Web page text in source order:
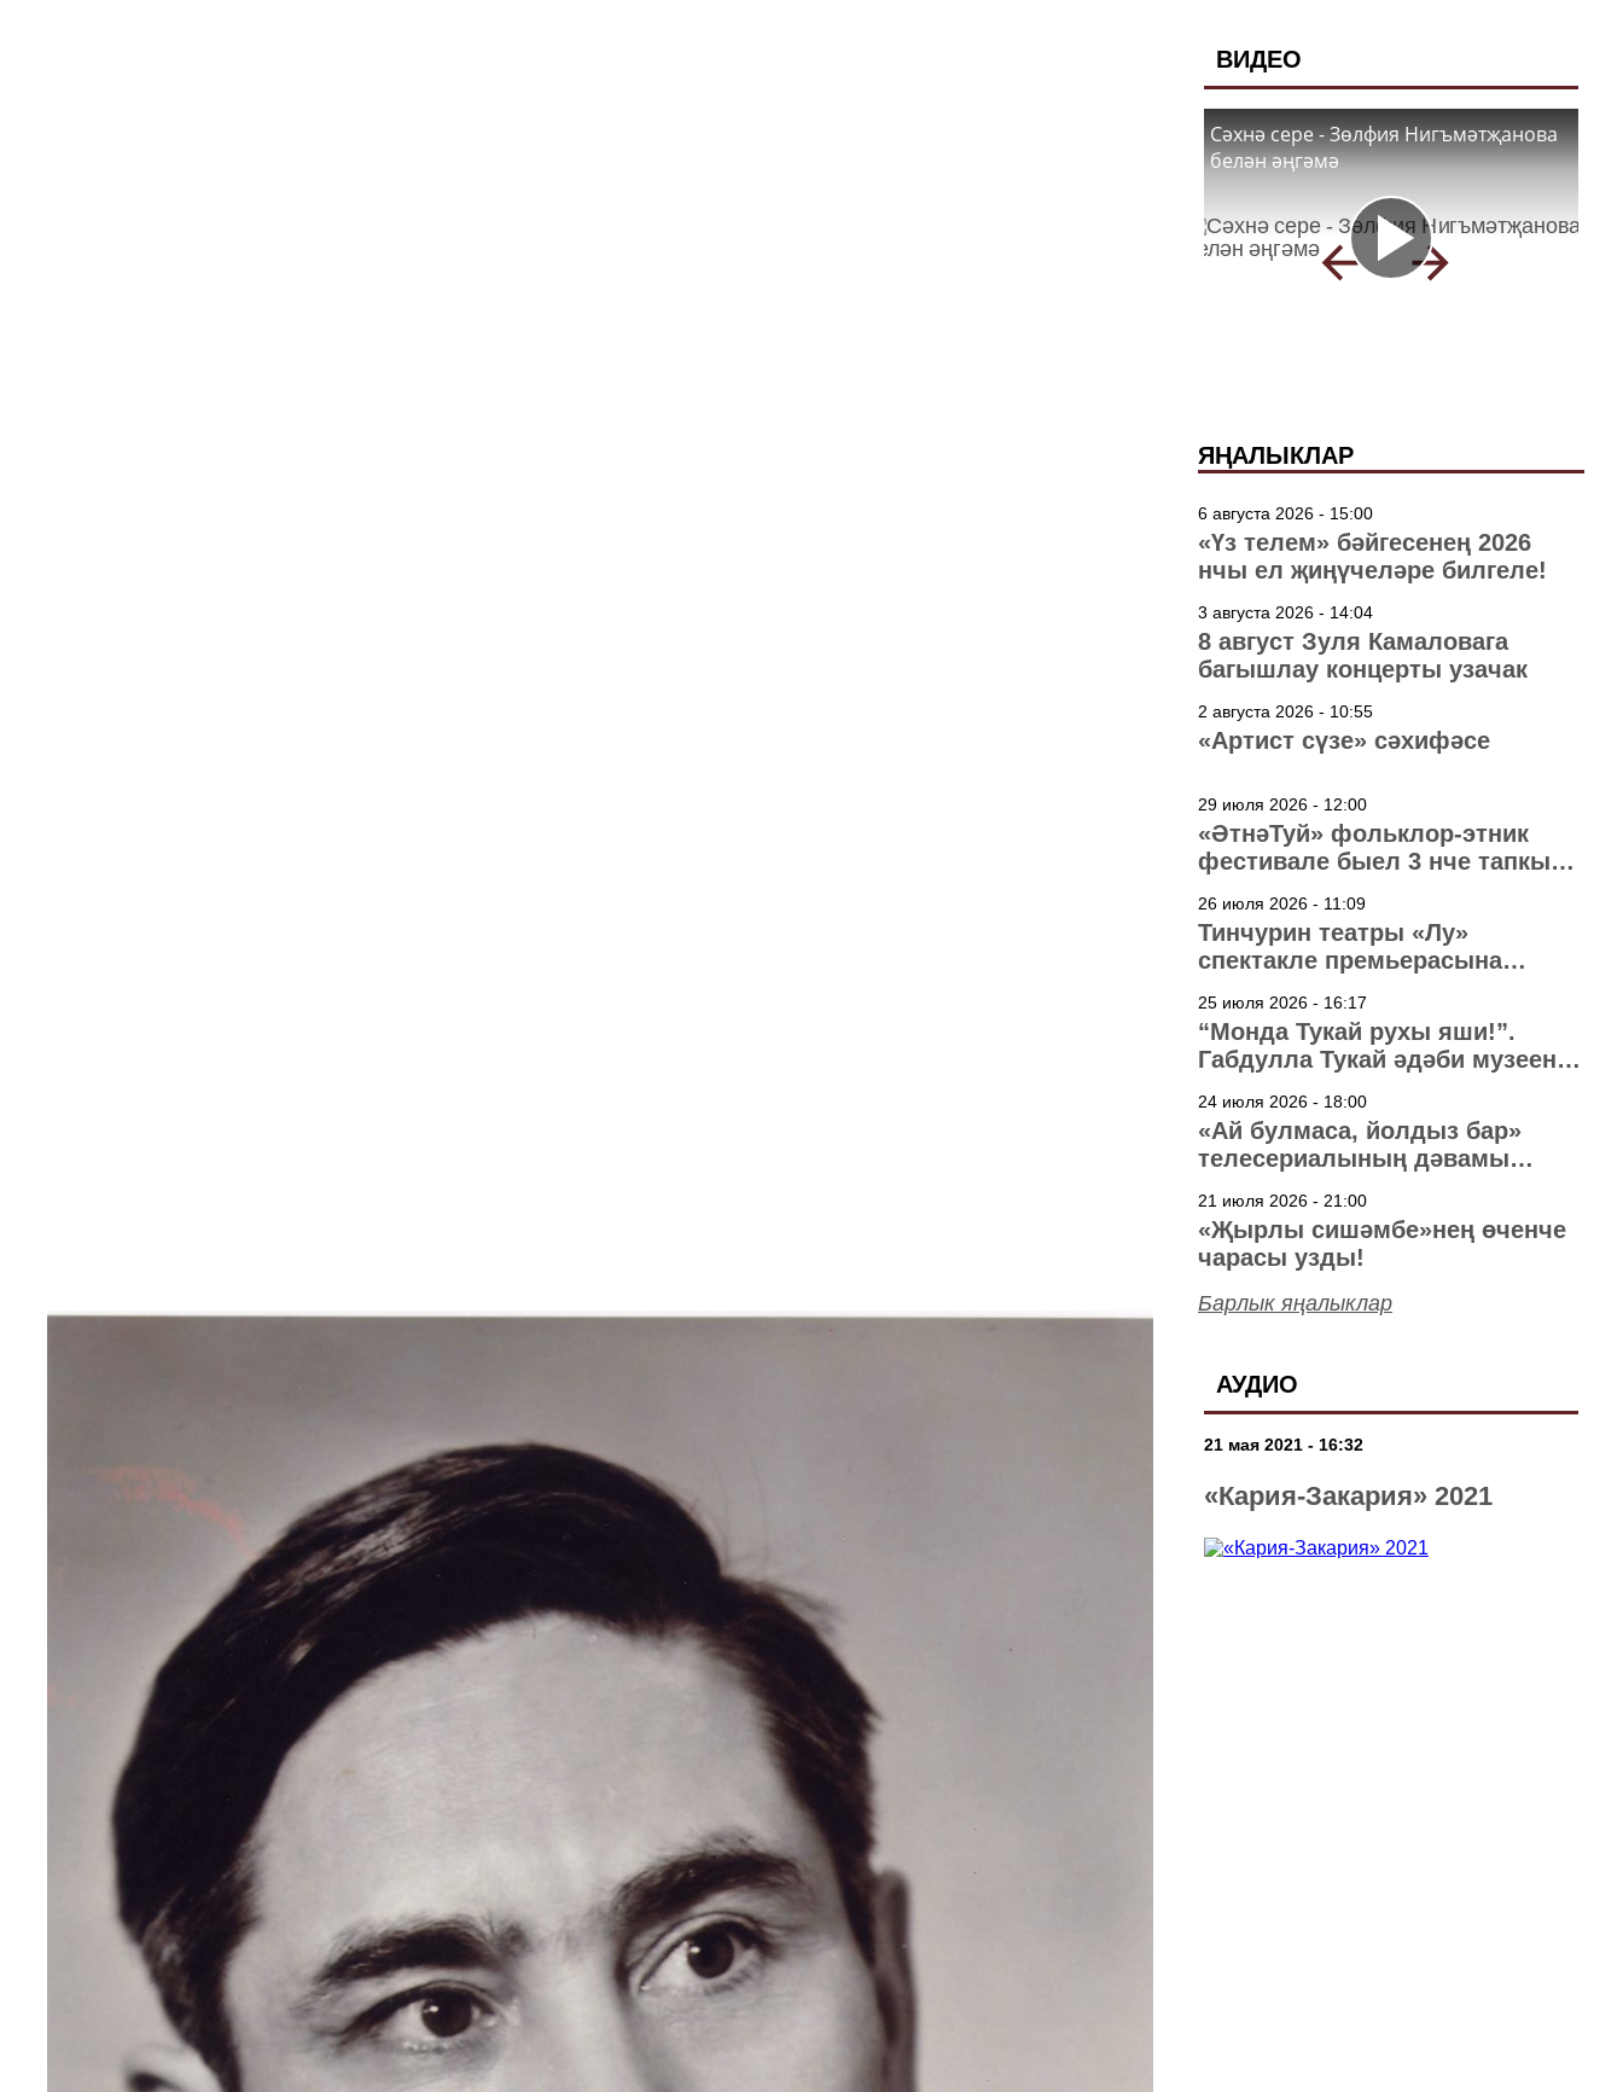
ВИДЕО
Сәхнә сере - Зөлфия Нигъмәтҗанова
белән әңгәмә
ЯҢАЛЫКЛАР
6 августа 2026 - 15:00
«Үз телем» бәйгесенең 2026
нчы ел җиңүчеләре билгеле!
3 августа 2026 - 14:04
8 август Зуля Камаловага
багышлау концерты узачак
2 августа 2026 - 10:55
«Артист сүзе» сәхифәсе
29 июля 2026 - 12:00
«ӘтнәТуй» фольклор-этник
фестивале быел 3 нче тапкыр
26 июля 2026 - 11:09
Тинчурин театры «Лу»
спектакле премьерасына
25 июля 2026 - 16:17
“Монда Тукай рухы яши!”.
Габдулла Тукай әдәби музеена
24 июля 2026 - 18:00
«Ай булмаса, йолдыз бар»
телесериалының дәвамы
21 июля 2026 - 21:00
«Җырлы сишәмбе»нең өченче
чарасы узды!
Барлык яңалыклар
АУДИО
21 мая 2021 - 16:32
«Кария-Закария» 2021